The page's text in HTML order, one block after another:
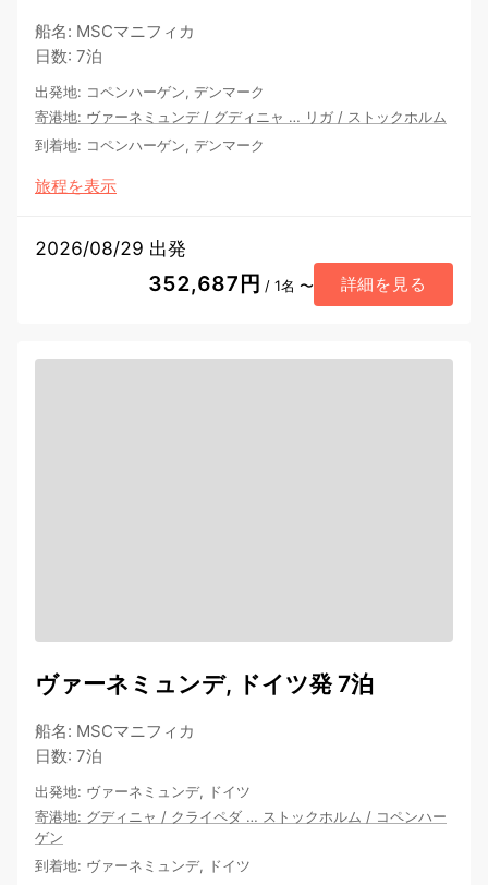
船名: MSCマニフィカ
日数: 7泊
出発地: コペンハーゲン, デンマーク
寄港地: ヴァーネミュンデ/ グディニャ … リガ / ストックホルム
到着地: コペンハーゲン, デンマーク
旅程を表示
2026/08/29 出発
352,687円 / 1名 〜 詳細を見る
ヴァーネミュンデ, ドイツ発 7泊
船名: MSCマニフィカ
日数: 7泊
出発地: ヴァーネミュンデ, ドイツ
寄港地: グディニャ / クライペダ … ストックホルム / コペンハー
ゲン
到着地: ヴァーネミュンデ, ドイツ